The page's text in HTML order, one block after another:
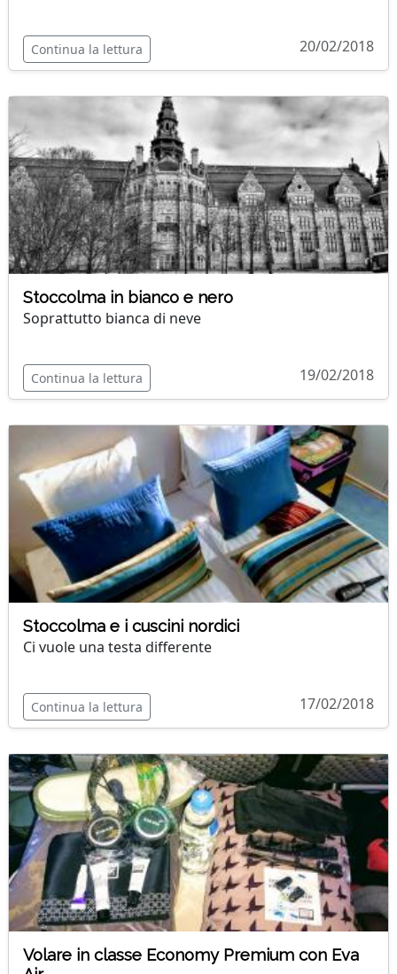
Continua la lettura 20/02/2018
Stoccolma in bianco e nero
Soprattutto bianca di neve
Continua la lettura 19/02/2018
Stoccolma e i cuscini nordici
Ci vuole una testa differente
Continua la lettura 17/02/2018
Volare in classe Economy Premium con Eva